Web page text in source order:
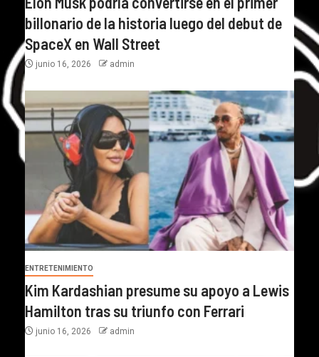
billonario de la historia luego del debut de
SpaceX en Wall Street
junio 16, 2026 admin
ENTRETENIMIENTO
Kim Kardashian presume su apoyo a Lewis
Hamilton tras su triunfo con Ferrari
junio 16, 2026 admin